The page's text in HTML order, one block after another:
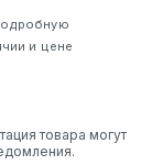
1 батарейкой AA -
130 г, вес мыши с
2 батарейками AA
и цене
товара могут